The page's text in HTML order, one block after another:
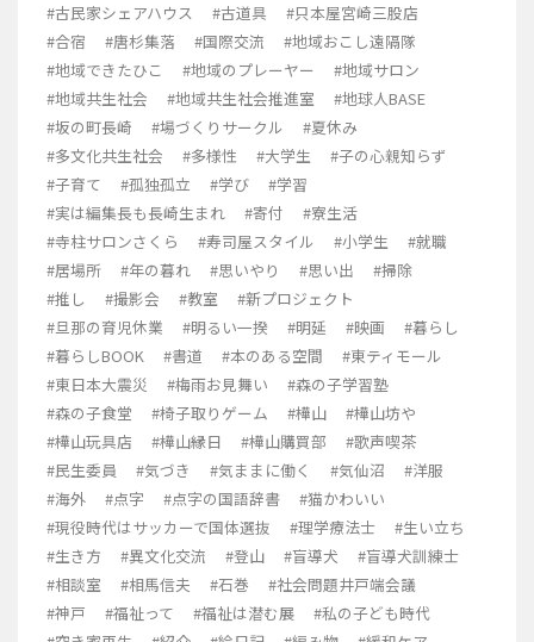
#古民家シェアハウス
#古道具
#只本屋宮崎三股店
#合宿
#唐杉集落 #国際交流
#地域おこし遠隔隊
#地域できたひこ
#地域のプレーヤー
#地域サロン
#地域共生社会
#地域共生社会推進室
#地球人BASE
#坂の町長崎
#場づくりサークル
#夏休み
#多文化共生社会
#多様性 #大学生
#子の心親知らず
#子育て
#孤独孤立 #学び
#学習
#実は編集長も長崎生まれ
#寄付
#寮生活
#寺柱サロンさくら
#寿司屋スタイル #小学生
#就職
#居場所
#年の暮れ #思いやり #思い出
#掃除
#推し
#撮影会 #教室
#新プロジェクト
#旦那の育児休業
#明るい一揆 #明延 #映画
#暮らし
#暮らしBOOK
#書道 #本のある空間
#東ティモール
#東日本大震災
#梅雨お見舞い
#森の子学習塾
#森の子食堂
#椅子取りゲーム #樺山
#樺山坊や
#樺山玩具店
#樺山縁日 #樺山購買部
#歌声喫茶
#民生委員
#気づき #気ままに働く #気仙沼
#洋服
#海外
#点字 #点字の国語辞書
#猫かわいい
#現役時代はサッカーで国体選抜
#理学療法士
#生い立ち
#生き方
#異文化交流 #登山 #盲導犬
#盲導犬訓練士
#相談室
#相馬信夫 #石巻
#社会問題井戸端会議
#神戸
#福祉って #福祉は潜む展
#私の子ども時代